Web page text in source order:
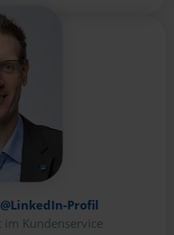
@LinkedIn-Profil
Kundenservice